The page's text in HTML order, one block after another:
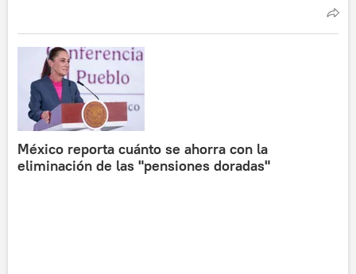
México reporta cuánto se ahorra con la
eliminación de las "pensiones doradas"